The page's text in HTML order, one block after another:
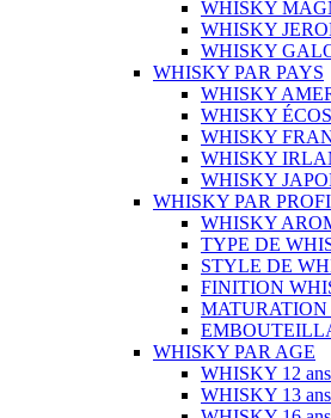
WHISKY
WHISKY
WHISKY
WHISKY PAR PAYS
WHISKY
WHISKY
WHISKY
WHISKY
WHISKY
WHISKY PAR
WHISKY
TYPE DE
STYLE DE
FINITION
WHISKY PAR AGE
WHISKY 12
WHISKY 13